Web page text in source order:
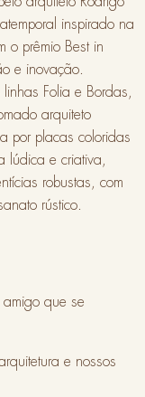
inspirado na
o prêmio Best in
e inovação.
Folia e Bordas,
arquiteto
por placas coloridas
lúdica e criativa,
robustas, com
rústico.
que se
e nossos